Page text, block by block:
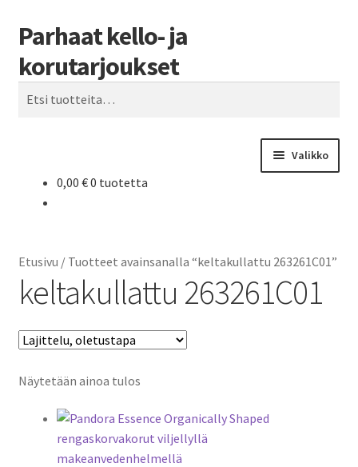
Siirry
navigointiin
Siirry
sisältöön
Parhaat kello- ja
korutarjoukset
Haku
Valikko
0,00 €0 tuotetta
Etusivu / Tuotteet avainsanalla “keltakullattu 263261C01”
keltakullattu 263261C01
Näytetään ainoa tulos